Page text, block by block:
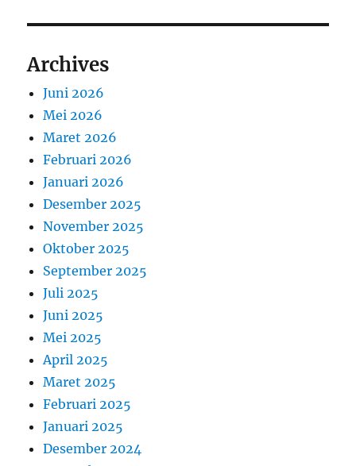
Archives
Juni 2026
Mei 2026
Maret 2026
Februari 2026
Januari 2026
Desember 2025
November 2025
Oktober 2025
September 2025
Juli 2025
Juni 2025
Mei 2025
April 2025
Maret 2025
Februari 2025
Januari 2025
Desember 2024